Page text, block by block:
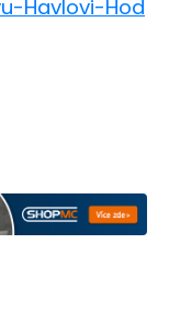
Havlovi-Hod